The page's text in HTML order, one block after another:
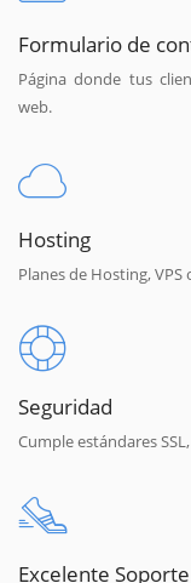
Formulario de
Página donde tus
web.
Hosting
Planes de Hosting,
Seguridad
Cumple estándares
Excelente Soporte